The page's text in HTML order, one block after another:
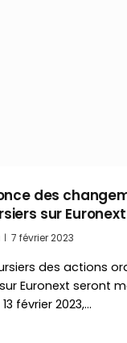
des
sur Euronext
7 février 2023
des actions
Euronext seront
février 2023,…